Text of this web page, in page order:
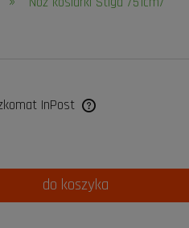
InPost
kosztów
do koszyka